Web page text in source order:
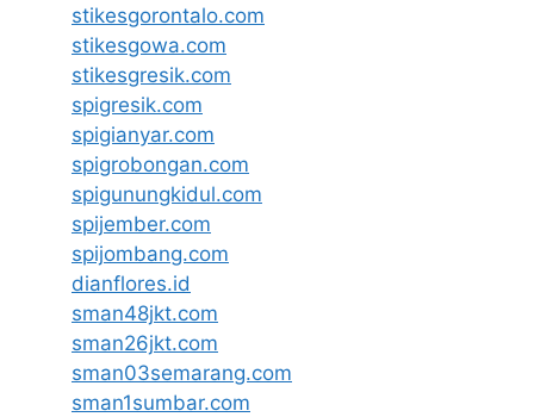
stikesgorontalo.com
stikesgowa.com
stikesgresik.com
spigresik.com
spigianyar.com
spigrobongan.com
spigunungkidul.com
spijember.com
spijombang.com
dianflores.id
sman48jkt.com
sman26jkt.com
sman03semarang.com
sman1sumbar.com